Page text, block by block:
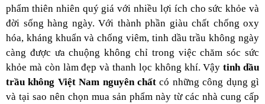
phẩm thiên nhiên quý giá với nhiều lợi ích cho sức khỏe và
đời sống hàng ngày. Với thành phần giàu chất chống oxy
hóa, kháng khuẩn và chống viêm, tinh dầu trầu không ngày
càng được ưa chuộng không chỉ trong việc chăm sóc sức
khỏe mà còn làm đẹp và thanh lọc không khí. Vậytinh dầu
trầu không Việt Nam nguyên chất có những công dụng gì
và tại sao nên chọn mua sản phẩm này từ các nhà cung cấp